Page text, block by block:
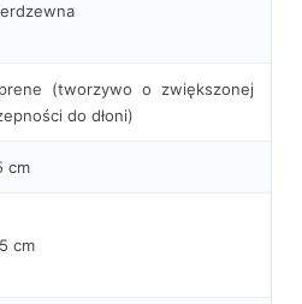
(tworzywo o zwiększonej
do dłoni)
cm
cm